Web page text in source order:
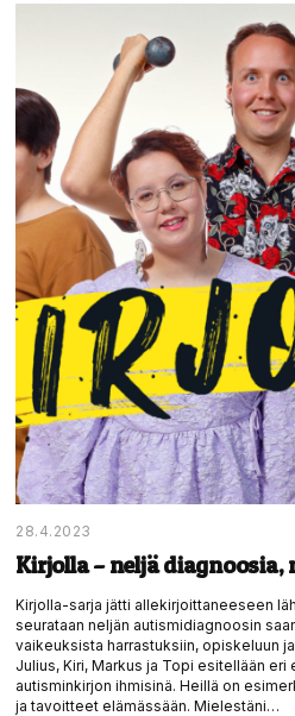
28.4.2023
Kirjolla – neljä diagnoosia,
Kirjolla-sarja jätti allekirjoittaneeseen
seurataan neljän autismidiagnoosin
vaikeuksista harrastuksiin, opiskeluun
Julius, Kiri, Markus ja Topi esitellään
autisminkirjon ihmisinä. Heillä on
ja tavoitteet elämässään. Mielestäni…